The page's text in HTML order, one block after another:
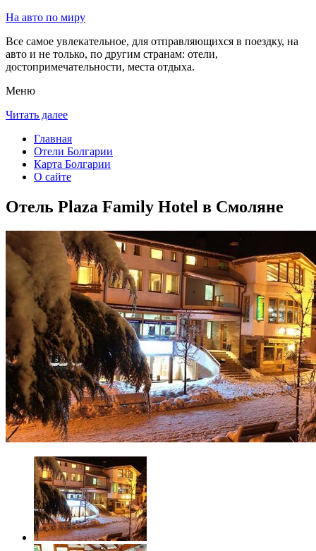
На авто по миру
Все самое увлекательное, для отправляющихся в поездку, на
авто и не только, по другим странам: отели,
достопримечательности, места отдыха.
Меню
Читать далее
Главная
Отели Болгарии
Карта Болгарии
О сайте
Отель Plaza Family Hotel в Смоляне